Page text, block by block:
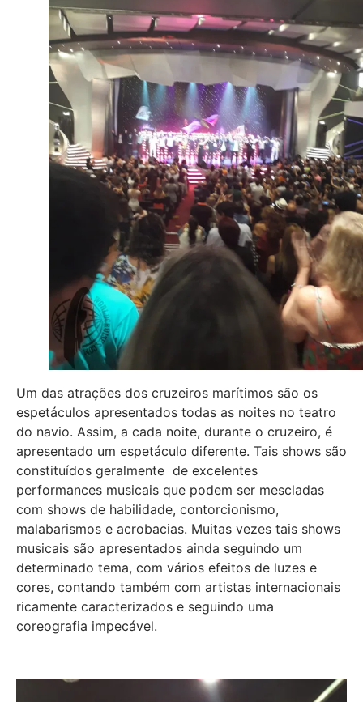
Um das atrações dos cruzeiros marítimos são os
espetáculos apresentados todas as noites no teatro
do navio. Assim, a cada noite, durante o cruzeiro, é
apresentado um espetáculo diferente. Tais shows são
constituídos geralmente de excelentes
performances musicais que podem ser mescladas
com shows de habilidade, contorcionismo,
malabarismos e acrobacias. Muitas vezes tais shows
musicais são apresentados ainda seguindo um
determinado tema, com vários efeitos de luzes e
cores, contando também com artistas internacionais
ricamente caracterizados e seguindo uma
coreografia impecável.